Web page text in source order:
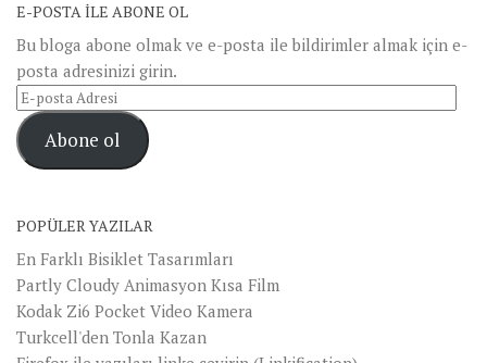
E-POSTA ILE ABONE OL
Bu bloga abone olmak ve e-posta ile bildirimler almak için e-
posta adresinizi girin.
E-
posta
AdresiAbone ol
POPÜLER YAZILAR
En Farklı Bisiklet Tasarımları
Partly Cloudy Animasyon Kısa Film
Kodak Zi6 Pocket Video Kamera
Turkcell'den Tonla Kazan